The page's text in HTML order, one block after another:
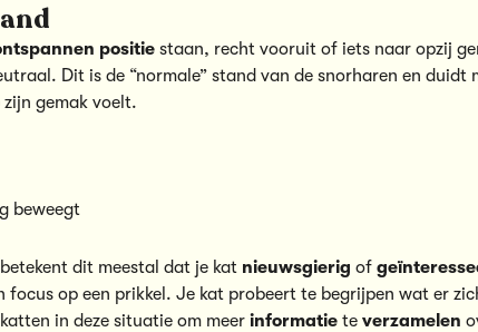
positie staan, recht vooruit of iets naar opzij
Dit is de “normale” stand van de snorharen en duidt
zijn gemak voelt.
beweegt
dit meestal dat je kat nieuwsgierig of
op een prikkel. Je kat probeert te begrijpen wat er
in deze situatie om meer informatie te verzamelen